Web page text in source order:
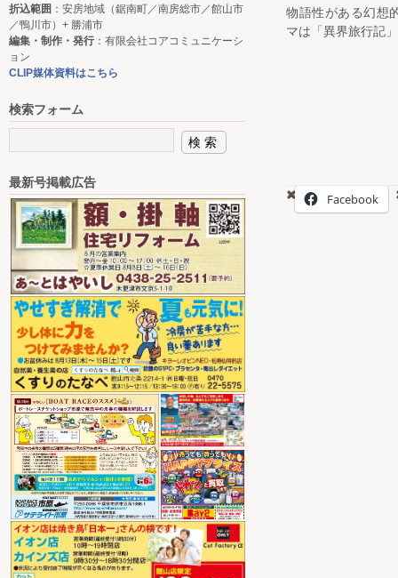
物語性がある幻想
マは「異界旅行記
Facebook
折込範囲 ：安房地域（鋸南町／南房総市／館山市
／鴨川市）+ 勝浦市
編集・制作・発行：有限会社コアコミュニケーシ
ョン
CLIP媒体資料はこちら
検索フォーム
最新号掲載広告